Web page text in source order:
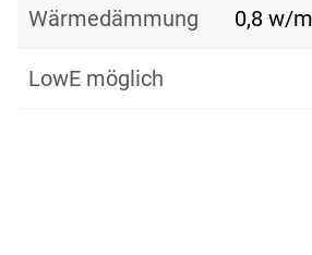
Wärmedämmung 0,8 w/
LowE möglich